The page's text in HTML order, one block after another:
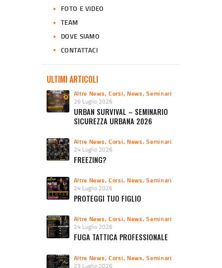
FOTO E VIDEO
TEAM
DOVE SIAMO
CONTATTACI
ULTIMI ARTICOLI
Altre News,Corsi, News,Seminari
26 Luglio 2026
URBAN SURVIVAL – SEMINARIO
SICUREZZA URBANA 2026
Altre News,Corsi, News,Seminari
24 Luglio 2026
FREEZING?
Altre News,Corsi, News,Seminari
24 Luglio 2026
PROTEGGI TUO FIGLIO
Altre News,Corsi, News,Seminari
24 Luglio 2026
FUGA TATTICA PROFESSIONALE
Altre News,Corsi, News,Seminari
23 Luglio 2026